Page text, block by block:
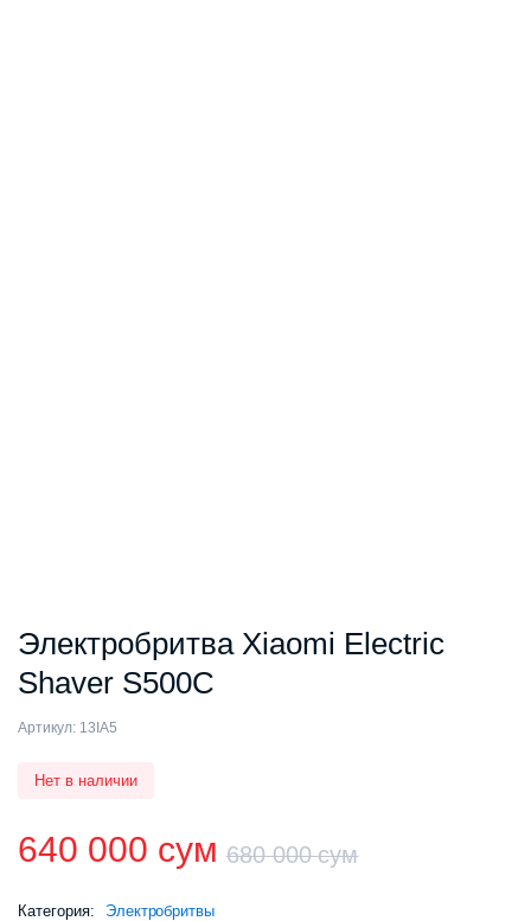
Электробритва Xiaomi Electric
Shaver S500C
Артикул: 13IA5
Нет в наличии
680 000сум
640 000 сум
Категория: Электробритвы